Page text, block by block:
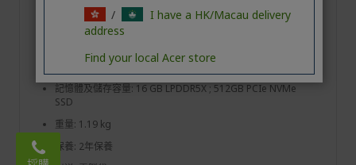
處理器: Intel® Core™ Ultra 5 325
顯示卡: Intel® Graphics
記憶體及儲存容量: 16 GB LPDDR5X ; 512GB PCIe NVMe
SSD
重量: 1.19 kg
保養: 2年保養
Email:
acerstore.hk@acer.com
/
I have a HK/Macau delivery
address
Find your local Acer store